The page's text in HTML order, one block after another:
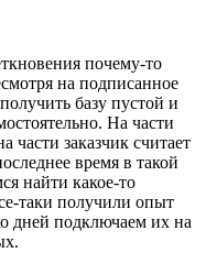
почему-то
на подписанное
базу пустой и
На части
части заказчик считает
время в такой
найти какое-то
таки получили опыт
дней подключаем их на